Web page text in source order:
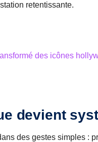
retentissante.
des icônes
devient
des gestes simples :